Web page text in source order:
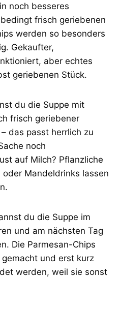
noch besseres
frisch geriebenen
werden so besonders
Gekaufter,
aber echtes
geriebenen Stück.
du die Suppe mit
frisch geriebener
das passt herrlich zu
noch
auf Milch? Pflanzliche
Mandeldrinks lassen
du die Suppe im
und am nächsten Tag
Die Parmesan-Chips
und erst kurz
werden, weil sie sonst